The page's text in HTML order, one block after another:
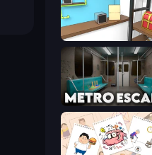
Game Cafe Escape
Metro Escape